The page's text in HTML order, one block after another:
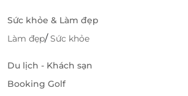
Sức khỏe & Làm đẹp
Làm đẹp/Sức khỏe
Du lịch - Khách sạn
Booking Golf